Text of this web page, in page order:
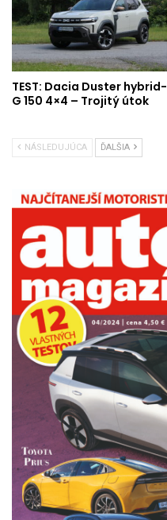
TEST: Dacia Duster hybrid-
G 150 4×4 – Trojitý útok
NÁSLEDUJÚCA ĎALŠIA